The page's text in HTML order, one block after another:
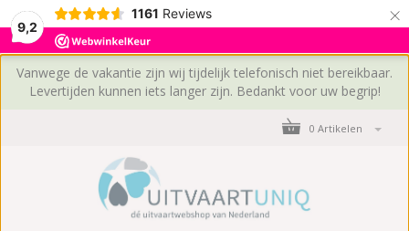
9,2
1161 Reviews ×
Vanwege de vakantie zijn wij tijdelijk telefonisch niet bereikbaar.
Levertijden kunnen iets langer zijn. Bedankt voor uw begrip!
0 Artikelen